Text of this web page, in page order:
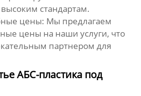
стандартам.
цены: Мы предлагаем
цены на наши услуги, что
партнером для
АБС-пластика под